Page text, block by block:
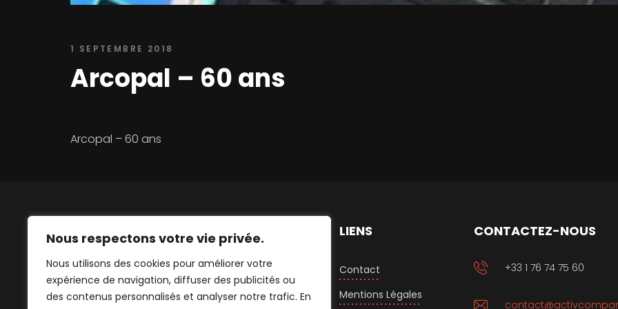
Nous respectons votre vie privée.
Nous utilisons des cookies pour améliorer votre
expérience de navigation, diffuser des publicités ou
des contenus personnalisés et analyser notre trafic. En
1 SEPTEMBRE 2018
Arcopal – 60 ans
Arcopal – 60 ans
Persuadés que l'audiovisuel et l'événementiel
sont les éléments clés de la visibilité des
entreprises, nous nous efforçons d'en faire
LIENS
Contact
Mentions Légales
CONTACTEZ-NOUS
+33 1 76 74 75 60